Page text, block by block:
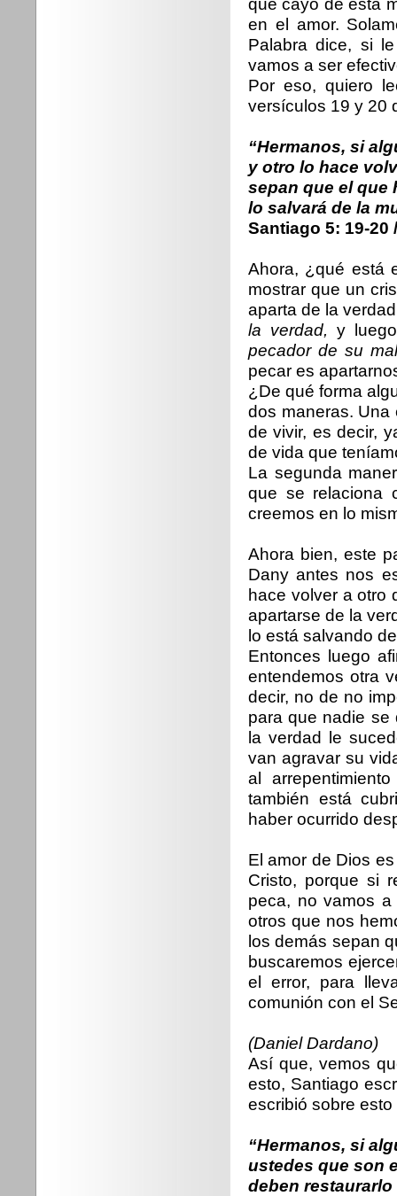
que cayó de esta
en el amor.
Palabra dice, si
vamos a ser
Por eso, quiero
versículos 19 y 20
“Hermanos, si
y otro lo hace
sepan que el que
lo salvará de la
Santiago 5: 19-20
Ahora, ¿qué está
mostrar que un
aparta de la
la verdad, y
pecador de su
pecar es
¿De qué forma
dos maneras. Una
de vivir, es decir,
de vida que
La segunda
que se relaciona
creemos en lo
Ahora bien, este
Dany antes nos
hace volver a otro
apartarse de la
lo está salvando
Entonces luego
entendemos otra
decir, no de no
para que nadie se
la verdad le
van agravar su
al
también está
haber ocurrido
El amor de Dios
Cristo, porque si
peca, no vamos
otros que nos
los demás sepan
buscaremos
el error, para
comunión con el
(Daniel Dardano)
Así que, vemos
esto, Santiago
escribió sobre
“Hermanos, si
ustedes que son
deben